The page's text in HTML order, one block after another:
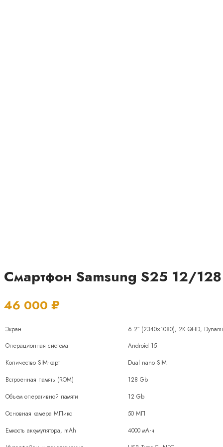
Смартфон Samsung S25 12/
46 000 ₽
Экран
6.2″ (2340×1080), 2K QHD,
Операционная система
Android 15
Количество SIM-карт
Dual nano SIM
Встроенная память (ROM)
128 Gb
Объем оперативной памяти
12 Gb
Основная камера МПикс
50 МП
Емкость аккумулятора, mAh
4000 мА⋅ч